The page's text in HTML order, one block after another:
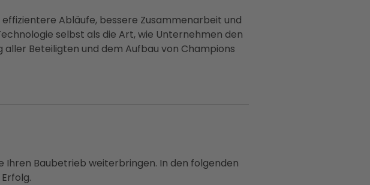
Abläufe, bessere Zusammenarbeit und
selbst als die Art, wie Unternehmen den
Beteiligten und dem Aufbau von Champions
Ihren Baubetrieb weiterbringen. In den folgenden